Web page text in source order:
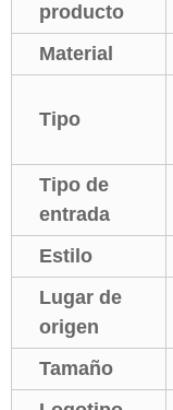
producto
Material
Tipo
Tipo de
entrada
Estilo
Lugar de
origen
Tamaño